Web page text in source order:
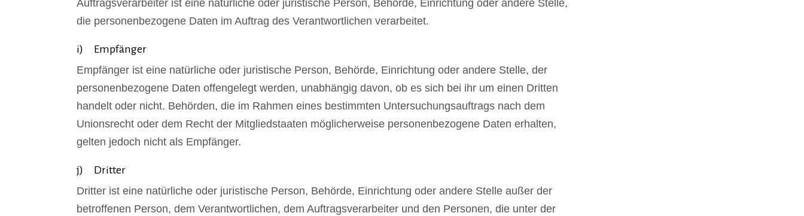
Auftragsverarbeiter ist eine natürliche oder juristische Person, Behörde, Einrichtung oder andere Stelle,
die personenbezogene Daten im Auftrag des Verantwortlichen verarbeitet.
i) Empfänger
Empfänger ist eine natürliche oder juristische Person, Behörde, Einrichtung oder andere Stelle, der
personenbezogene Daten offengelegt werden, unabhängig davon, ob es sich bei ihr um einen Dritten
handelt oder nicht. Behörden, die im Rahmen eines bestimmten Untersuchungsauftrags nach dem
Unionsrecht oder dem Recht der Mitgliedstaaten möglicherweise personenbezogene Daten erhalten,
gelten jedoch nicht als Empfänger.
j) Dritter
Dritter ist eine natürliche oder juristische Person, Behörde, Einrichtung oder andere Stelle außer der
betroffenen Person, dem Verantwortlichen, dem Auftragsverarbeiter und den Personen, die unter der